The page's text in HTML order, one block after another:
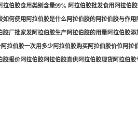
伯胶食用类别含量99% 阿拉伯胶批发食用阿拉伯
何使用阿拉伯胶是什么阿拉伯胶的阿拉伯胶与作用
厂批家发阿拉伯胶生产阿拉伯胶的用量阿拉伯胶添
拉伯胶一次用多少阿拉伯胶购买阿拉伯胶价位阿拉
报价阿拉伯胶阿拉伯胶直供阿拉伯胶现货阿拉伯胶